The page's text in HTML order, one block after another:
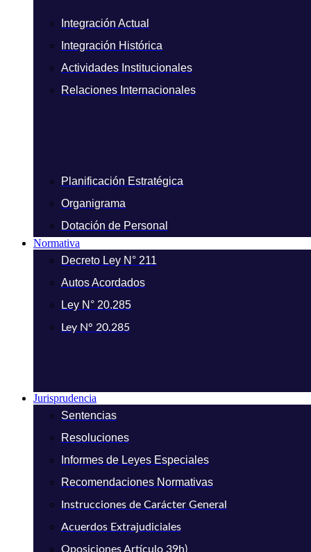
Integración Actual
Integración Histórica
Actividades Institucionales
Relaciones Internacionales
Planificación Estratégica
Organigrama
Dotación de Personal
Normativa
Decreto Ley N° 211
Autos Acordados
Ley N° 20.285
Ley N° 20.285
Jurisprudencia
Sentencias
Resoluciones
Informes de Leyes Especiales
Recomendaciones Normativas
Instrucciones de Carácter General
Acuerdos Extrajudiciales
Oposiciones Artículo 39h)